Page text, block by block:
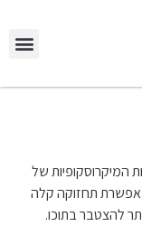
המיקרוסקופיות של
תחזוקה קלה
להצטבר בתוכו.